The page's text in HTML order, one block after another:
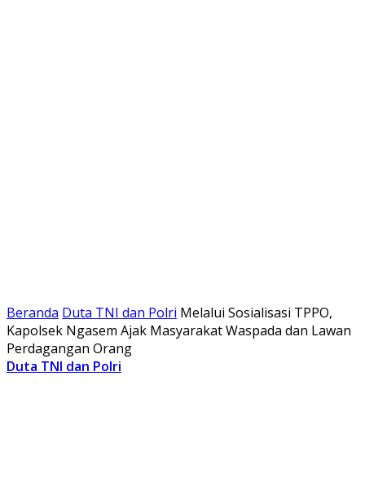
Beranda Duta TNI dan Polri Melalui Sosialisasi TPPO,
Kapolsek Ngasem Ajak Masyarakat Waspada dan Lawan
Perdagangan Orang
Duta TNI dan Polri